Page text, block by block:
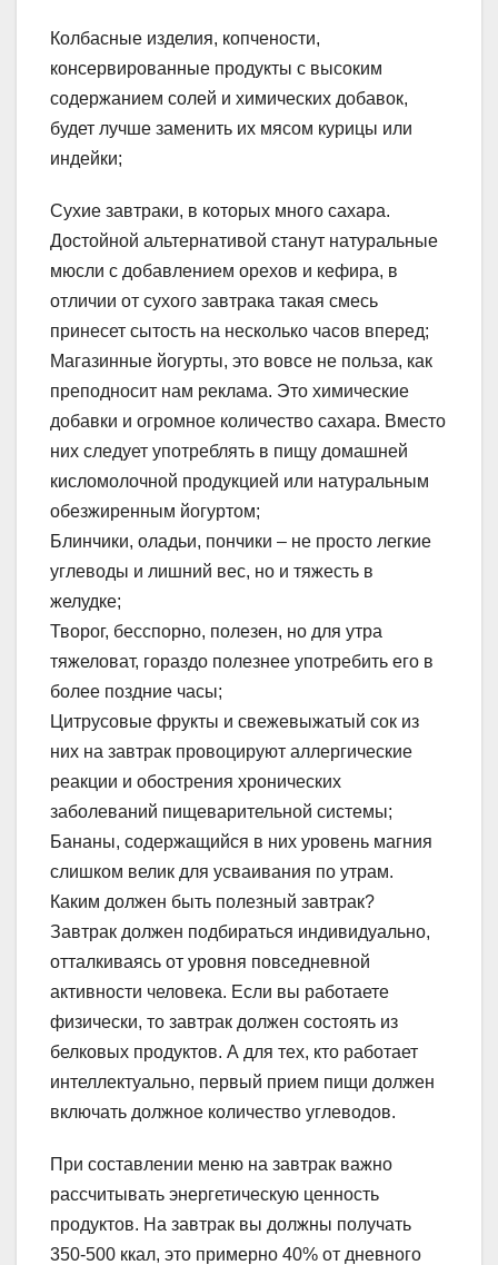
Колбасные изделия, копчености,
консервированные продукты с высоким
содержанием солей и химических добавок,
будет лучше заменить их мясом курицы или
индейки;
Сухие завтраки, в которых много сахара.
Достойной альтернативой станут натуральные
мюсли с добавлением орехов и кефира, в
отличии от сухого завтрака такая смесь
принесет сытость на несколько часов вперед;
Магазинные йогурты, это вовсе не польза, как
преподносит нам реклама. Это химические
добавки и огромное количество сахара. Вместо
них следует употреблять в пищу домашней
кисломолочной продукцией или натуральным
обезжиренным йогуртом;
Блинчики, оладьи, пончики – не просто легкие
углеводы и лишний вес, но и тяжесть в
желудке;
Творог, бесспорно, полезен, но для утра
тяжеловат, гораздо полезнее употребить его в
более поздние часы;
Цитрусовые фрукты и свежевыжатый сок из
них на завтрак провоцируют аллергические
реакции и обострения хронических
заболеваний пищеварительной системы;
Бананы, содержащийся в них уровень магния
слишком велик для усваивания по утрам.
Каким должен быть полезный завтрак?
Завтрак должен подбираться индивидуально,
отталкиваясь от уровня повседневной
активности человека. Если вы работаете
физически, то завтрак должен состоять из
белковых продуктов. А для тех, кто работает
интеллектуально, первый прием пищи должен
включать должное количество углеводов.
При составлении меню на завтрак важно
рассчитывать энергетическую ценность
продуктов. На завтрак вы должны получать
350-500 ккал, это примерно 40% от дневного